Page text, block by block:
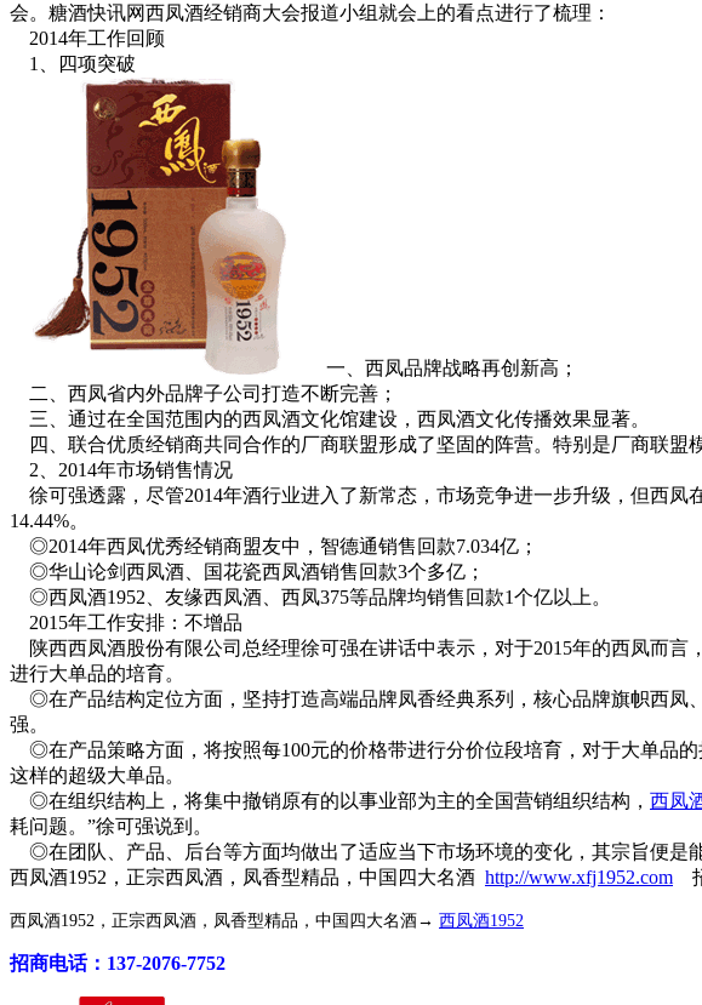
会。糖酒快讯网西凤酒经销商大会报道小组就会上的看点进行了梳理：
2014年工作回顾
1、四项突破
一、西凤品牌战略再创新高；
二、西凤省内外品牌子公司打造不断完善；
三、通过在全国范围内的西凤酒文化馆建设，西凤酒文化传播效果显著。
四、联合优质经销商共同合作的厂商联盟形成了坚固的阵营。特别是厂商联盟
2、2014年市场销售情况
徐可强透露，尽管2014年酒行业进入了新常态，市场竞争进一步升级，但西凤
14.44%。
◎2014年西凤优秀经销商盟友中，智德通销售回款7.034亿；
◎华山论剑西凤酒、国花瓷西凤酒销售回款3个多亿；
◎西凤酒1952、友缘西凤酒、西凤375等品牌均销售回款1个亿以上。
2015年工作安排：不增品
陕西西凤酒股份有限公司总经理徐可强在讲话中表示，对于2015年的西凤而
进行大单品的培育。
◎在产品结构定位方面，坚持打造高端品牌凤香经典系列，核心品牌旗帜西凤
强。
◎在产品策略方面，将按照每100元的价格带进行分价位段培育，对于大单品
这样的超级大单品。
◎在组织结构上，将集中撤销原有的以事业部为主的全国营销组织结构， 西凤
耗问题。”徐可强说到。
◎在团队、产品、后台等方面均做出了适应当下市场环境的变化，其宗旨便是
西凤酒1952，正宗西凤酒，凤香型精品，中国四大名酒 http://www.xfj1952.com
西凤酒1952，正宗西凤酒，凤香型精品，中国四大名酒→ 西凤酒1952
招商电话：137-2076-7752